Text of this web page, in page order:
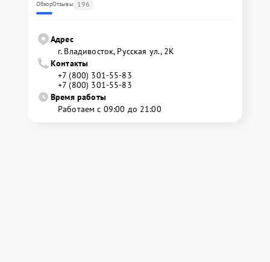
ОбзорОтзывы 196
Адрес
г. Владивосток, Русская ул., 2К
Контакты
+7 (800) 301-55-83
+7 (800) 301-55-83
Время работы
Работаем с 09:00 до 21:00